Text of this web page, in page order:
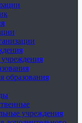
образования
учреждения